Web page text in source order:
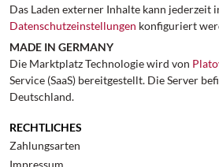
Das Laden externer Inhalte kann jederzeit
Datenschutzeinstellungen konfiguriert
MADE IN GERMANY
Die Marktplatz Technologie wird von
Service (SaaS) bereitgestellt. Die Server
Deutschland.
RECHTLICHES
Zahlungsarten
Impressum